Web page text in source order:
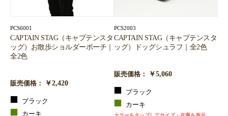
PCS6001
CAPTAIN STAG（キャプテンスタ
ッグ）お散歩ショルダーポーチ｜
全2色
販売価格： ￥2,420
ブラック
カーキ
PCS2003
CAPTAIN STAG（キャプテンスタ
ッグ）ドッグシュラフ｜全2色
販売価格： ￥5,060
ブラック
カーキ